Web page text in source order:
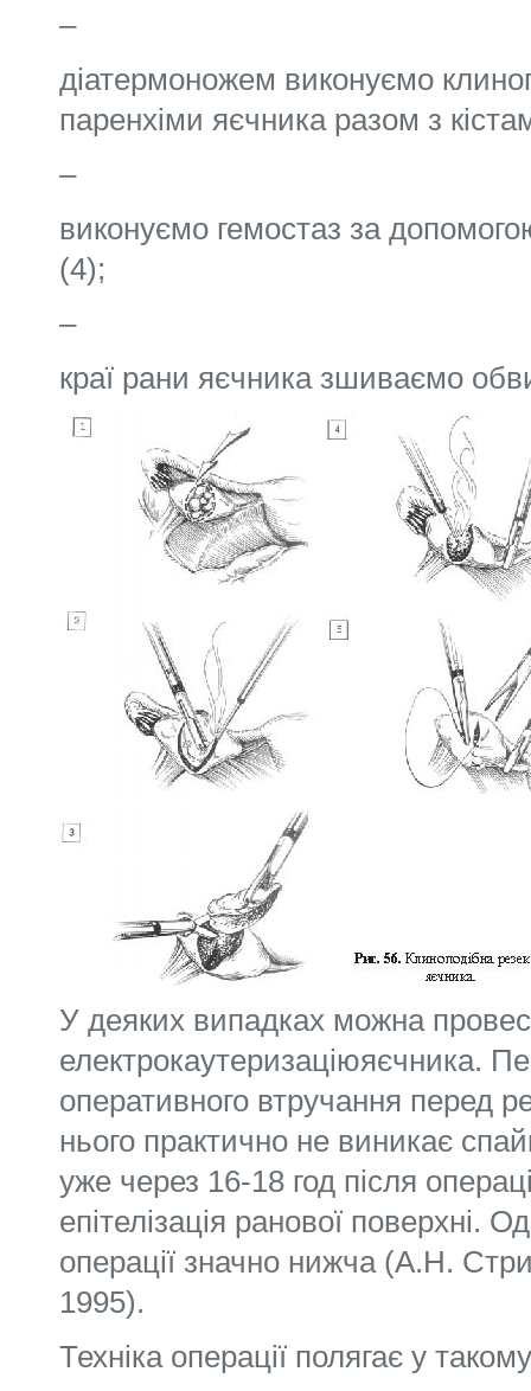
–
діатермоножем виконуємо
паренхіми яєчника разом з
–
виконуємо гемостаз за
(4);
–
краї рани яєчника зшиваємо
У деяких випадках можна
електрокаутеризаціюяєчника.
оперативного втручання перед
нього практично не виникає
уже через 16-18 год після
епітелізація ранової поверхні.
операції значно нижча (А.Н.
1995).
Техніка операції полягає у